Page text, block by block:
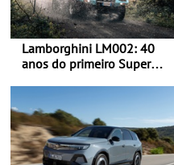
Lamborghini LM002: 40
anos do primeiro Super
o extraordinário todo-o-
terreno com motor V12 que
abriu caminho para a
família Urus